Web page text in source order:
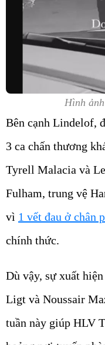
Hình
Bên cạnh Lindelof,
3 ca chấn thương
Tyrell Malacia và
Fulham, trung vệ
vì 1 vết đau ở chân
chính thức.
Dù vậy, sự xuất
Ligt và Noussair
tuần này giúp HLV